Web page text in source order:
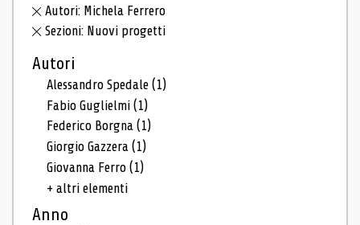
Autori: Michela Ferrero
Sezioni: Nuovi progetti
Autori
Alessandro Spedale(1)
Fabio Guglielmi(1)
Federico Borgna(1)
Giorgio Gazzera(1)
Giovanna Ferro(1)
+ altri elementi
Anno